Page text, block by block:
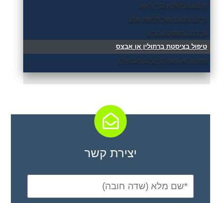
תיקון צניחת איברי האגן
תיקון ניתוחי של דליפת שתן
גרידה / הפסקת הריון
טיפול בציסטת ברתולין או אבצס
פתיחה או תפירה קרום הבתולין
יצירת קשר